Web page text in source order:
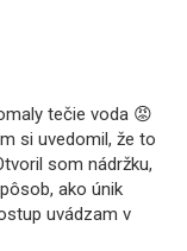
tečie voda 😡
si uvedomil, že to
som nádržku,
ako únik
uvádzam v